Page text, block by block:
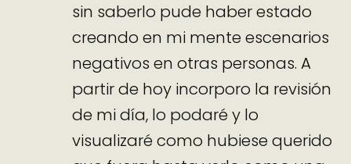
sin saberlo pude haber estado
creando en mi mente escenarios
negativos en otras personas. A
partir de hoy incorporo la revisión
de mi día, lo podaré y lo
visualizaré como hubiese querido